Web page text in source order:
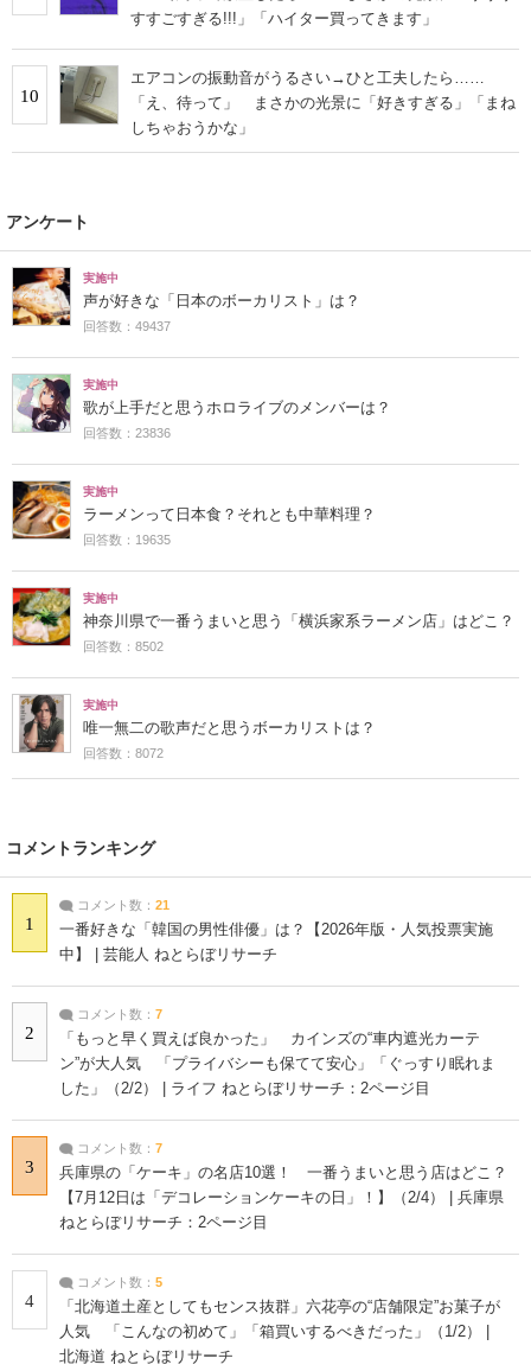
すすごすぎる!!!」「ハイター買ってきます」
10
エアコンの振動音がうるさい→ひと工夫したら……
「え、待って」 まさかの光景に「好きすぎる」「まね
しちゃおうかな」
アンケート
実施中
声が好きな「日本のボーカリスト」は？
回答数：49437
実施中
歌が上手だと思うホロライブのメンバーは？
回答数：23836
実施中
ラーメンって日本食？それとも中華料理？
回答数：19635
実施中
神奈川県で一番うまいと思う「横浜家系ラーメン店」はどこ？
回答数：8502
実施中
唯一無二の歌声だと思うボーカリストは？
回答数：8072
コメントランキング
1
コメント数： 21
一番好きな「韓国の男性俳優」は？【2026年版・人気投票実施
中】 | 芸能人 ねとらぼリサーチ
2
コメント数： 7
「もっと早く買えば良かった」 カインズの“車内遮光カーテ
ン”が大人気 「プライバシーも保てて安心」「ぐっすり眠れま
した」（2/2） | ライフ ねとらぼリサーチ：2ページ目
3
コメント数： 7
兵庫県の「ケーキ」の名店10選！ 一番うまいと思う店はどこ？
【7月12日は「デコレーションケーキの日」！】（2/4） | 兵庫県
ねとらぼリサーチ：2ページ目
4
コメント数： 5
「北海道土産としてもセンス抜群」六花亭の“店舗限定”お菓子が
人気 「こんなの初めて」「箱買いするべきだった」（1/2） |
北海道 ねとらぼリサーチ